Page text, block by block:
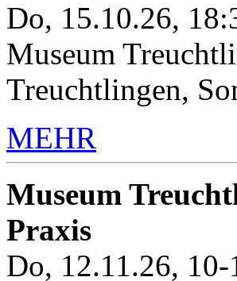
Do, 15.10.26,
Museum
Treuchtlingen,
MEHR
Museum
Praxis
Do, 12.11.26,